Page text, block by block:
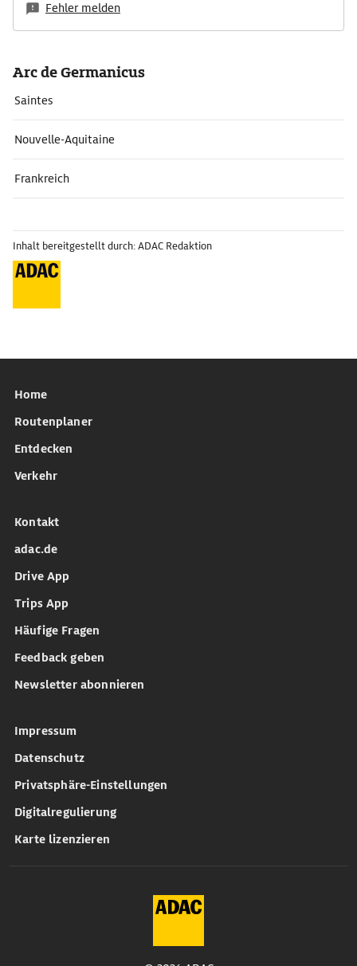
Fehler melden
Arc de Germanicus
Saintes
Nouvelle-Aquitaine
Frankreich
Inhalt bereitgestellt durch: ADAC Redaktion
Home
Routenplaner
Entdecken
Verkehr
Kontakt
adac.de
Drive App
Trips App
Häufige Fragen
Feedback geben
Newsletter abonnieren
Impressum
Datenschutz
Privatsphäre-Einstellungen
Digitalregulierung
Karte lizenzieren